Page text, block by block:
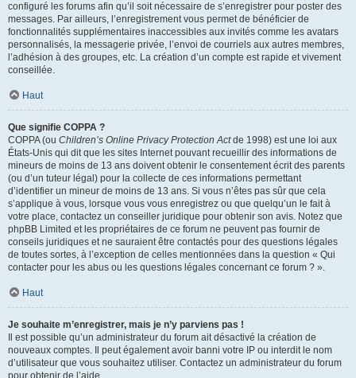
configuré les forums afin qu’il soit nécessaire de s’enregistrer pour poster des
messages. Par ailleurs, l’enregistrement vous permet de bénéficier de
fonctionnalités supplémentaires inaccessibles aux invités comme les avatars
personnalisés, la messagerie privée, l’envoi de courriels aux autres membres,
l’adhésion à des groupes, etc. La création d’un compte est rapide et vivement
conseillée.
Haut
Que signifie COPPA ?
COPPA (ou Children’s Online Privacy Protection Actde 1998) est une loi aux
États-Unis qui dit que les sites Internet pouvant recueillir des informations de
mineurs de moins de 13 ans doivent obtenir le consentement écrit des parents
(ou d’un tuteur légal) pour la collecte de ces informations permettant
d’identifier un mineur de moins de 13 ans. Si vous n’êtes pas sûr que cela
s’applique à vous, lorsque vous vous enregistrez ou que quelqu’un le fait à
votre place, contactez un conseiller juridique pour obtenir son avis. Notez que
phpBB Limited et les propriétaires de ce forum ne peuvent pas fournir de
conseils juridiques et ne sauraient être contactés pour des questions légales
de toutes sortes, à l’exception de celles mentionnées dans la question « Qui
contacter pour les abus ou les questions légales concernant ce forum ? ».
Haut
Je souhaite m’enregistrer, mais je n’y parviens pas !
Il est possible qu’un administrateur du forum ait désactivé la création de
nouveaux comptes. Il peut également avoir banni votre IP ou interdit le nom
d’utilisateur que vous souhaitez utiliser. Contactez un administrateur du forum
pour obtenir de l’aide.